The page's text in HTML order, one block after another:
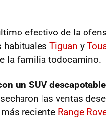
efectivo de la
habituales Tiguan y
la familia todocamino.
un SUV descapotable
las ventas
reciente Range